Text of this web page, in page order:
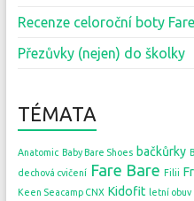
Recenze celoroční boty
Přezůvky (nejen) do školky
TÉMATA
Anatomic Baby Bare Shoes bačkůrky
dechová cvičení Fare Bare Filii
Keen Seacamp CNX Kidofit letní obuv